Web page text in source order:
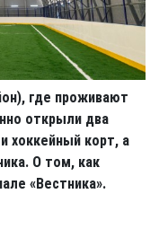
где проживают
открыли два
хоккейный корт, а
О том, как
«Вестника».